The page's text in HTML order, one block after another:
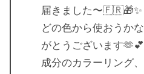
届きました〜🇫🇷🎁✨
どの色から使おうか
がとうございます
成分のカラーリング